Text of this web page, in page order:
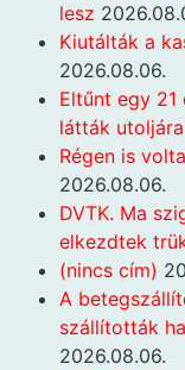
lesz
Kiutálták a
2026.08.06.
Eltűnt egy
látták utoljára
Régen is
2026.08.06.
DVTK. Ma
elkezdtek
(nincs cím)
A
szállították
2026.08.06.